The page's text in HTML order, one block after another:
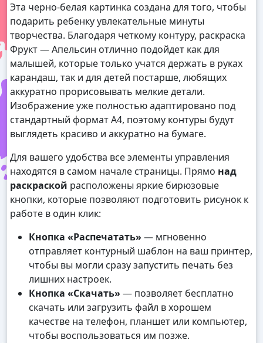
Эта черно-белая картинка создана для того, чтобы
подарить ребенку увлекательные минуты
творчества. Благодаря четкому контуру, раскраска
Фрукт — Апельсин отлично подойдет как для
малышей, которые только учатся держать в руках
карандаш, так и для детей постарше, любящих
аккуратно прорисовывать мелкие детали.
Изображение уже полностью адаптировано под
стандартный формат А4, поэтому контуры будут
выглядеть красиво и аккуратно на бумаге.
Для вашего удобства все элементы управления
находятся в самом начале страницы. Прямо над
раскраской расположены яркие бирюзовые
кнопки, которые позволяют подготовить рисунок к
работе в один клик:
Кнопка «Распечатать» — мгновенно
отправляет контурный шаблон на ваш принтер,
чтобы вы могли сразу запустить печать без
лишних настроек.
Кнопка «Скачать» — позволяет бесплатно
скачать или загрузить файл в хорошем
качестве на телефон, планшет или компьютер,
чтобы воспользоваться им позже.